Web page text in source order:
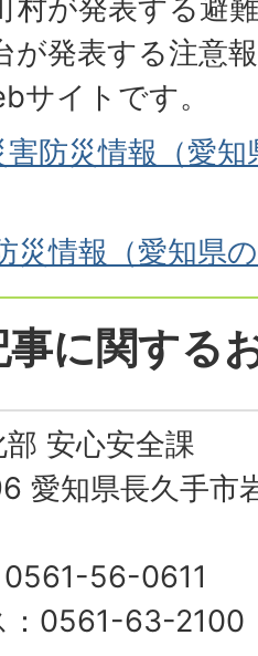
村が発表する避
が発表する注意
サイトです。
害防災情報（愛
災情報（愛知県
事に関する
部 安心安全課
愛知県長久手市
0561-56-0611
：0561-63-2100